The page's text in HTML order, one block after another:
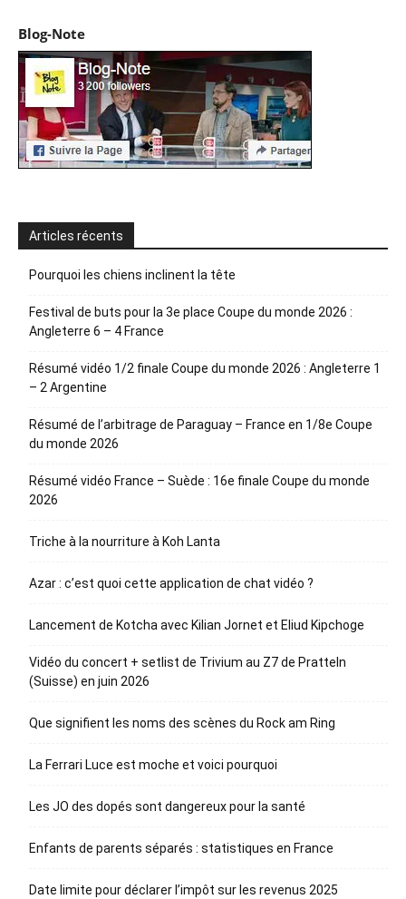
Blog-Note
Articles récents
Pourquoi les chiens inclinent la tête
Festival de buts pour la 3e place Coupe du monde 2026 :
Angleterre 6 – 4 France
Résumé vidéo 1/2 finale Coupe du monde 2026 : Angleterre 1
– 2 Argentine
Résumé de l’arbitrage de Paraguay – France en 1/8e Coupe
du monde 2026
Résumé vidéo France – Suède : 16e finale Coupe du monde
2026
Triche à la nourriture à Koh Lanta
Azar : c’est quoi cette application de chat vidéo ?
Lancement de Kotcha avec Kilian Jornet et Eliud Kipchoge
Vidéo du concert + setlist de Trivium au Z7 de Pratteln
(Suisse) en juin 2026
Que signifient les noms des scènes du Rock am Ring
La Ferrari Luce est moche et voici pourquoi
Les JO des dopés sont dangereux pour la santé
Enfants de parents séparés : statistiques en France
Date limite pour déclarer l’impôt sur les revenus 2025